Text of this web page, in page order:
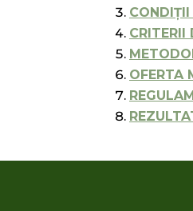
CONDIŢII
CRITERII
OFERTA